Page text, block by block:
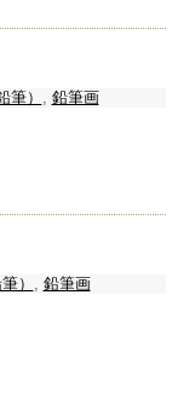
筆） , 鉛筆画
） , 鉛筆画